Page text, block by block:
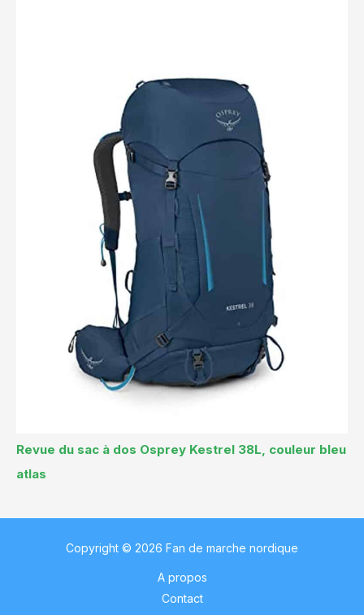
Revue du sac à dos Osprey Kestrel 38L, couleur bleu
atlas
Copyright © 2026 Fan de marche nordique
A propos
Contact